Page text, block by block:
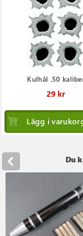
Kulhål .50
29 kr
Lägg i
Du